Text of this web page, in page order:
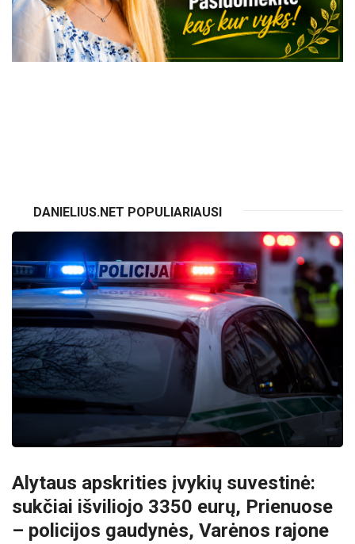
DANIELIUS.NET POPULIARIAUSI
Alytaus apskrities įvykių suvestinė:
sukčiai išviliojo 3350 eurų, Prienuose
– policijos gaudynės, Varėnos rajone